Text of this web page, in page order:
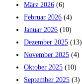
März 2026 (6)
Februar 2026 (4)
Januar 2026 (10)
Dezember 2025 (13)
November 2025 (4)
Oktober 2025 (10)
September 2025 (3)